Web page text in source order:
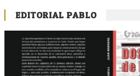
EDITORIAL PABLO